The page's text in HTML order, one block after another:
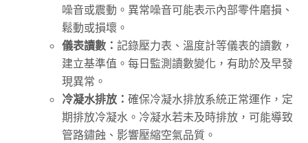
噪音或震動。異常噪音可能表示內部零件磨損、
鬆動或損壞。
儀表讀數： 記錄壓力表、溫度計等儀表的讀數，
建立基準值。每日監測讀數變化，有助於及早發
現異常。
冷凝水排放： 確保冷凝水排放系統正常運作，定
期排放冷凝水。冷凝水若未及時排放，可能導致
管路鏽蝕、影響壓縮空氣品質。